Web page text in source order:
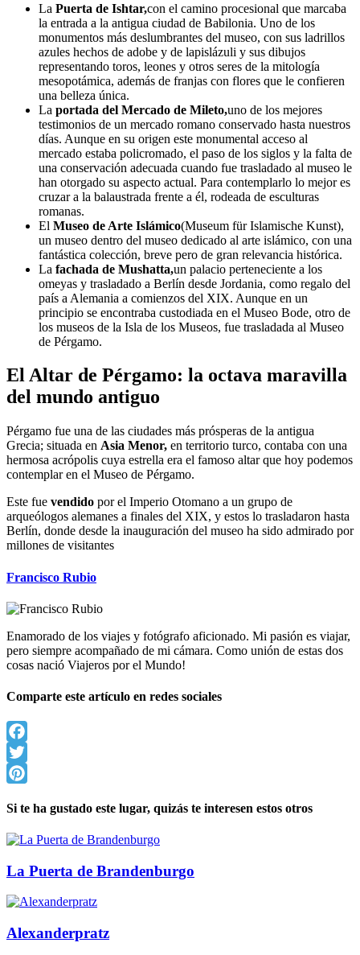
La Puerta de Ishtar,con el camino procesional que marcaba
la entrada a la antigua ciudad de Babilonia. Uno de los
monumentos más deslumbrantes del museo, con sus ladrillos
azules hechos de adobe y de lapislázuli y sus dibujos
representando toros, leones y otros seres de la mitología
mesopotámica, además de franjas con flores que le confieren
una belleza única.
La portada del Mercado de Mileto,uno de los mejores
testimonios de un mercado romano conservado hasta nuestros
días. Aunque en su origen este monumental acceso al
mercado estaba policromado, el paso de los siglos y la falta de
una conservación adecuada cuando fue trasladado al museo le
han otorgado su aspecto actual. Para contemplarlo lo mejor es
cruzar a la balaustrada frente a él, rodeada de esculturas
romanas.
El Museo de Arte Islámico(Museum für Islamische Kunst),
un museo dentro del museo dedicado al arte islámico, con una
fantástica colección, breve pero de gran relevancia histórica.
La fachada de Mushatta,un palacio perteneciente a los
omeyas y trasladado a Berlín desde Jordania, como regalo del
país a Alemania a comienzos del XIX. Aunque en un
principio se encontraba custodiada en el Museo Bode, otro de
los museos de la Isla de los Museos, fue trasladada al Museo
de Pérgamo.
El Altar de Pérgamo: la octava maravilla
del mundo antiguo
Pérgamo fue una de las ciudades más prósperas de la antigua
Grecia; situada en Asia Menor, en territorio turco, contaba con una
hermosa acrópolis cuya estrella era el famoso altar que hoy podemos
contemplar en el Museo de Pérgamo.
Este fue vendido por el Imperio Otomano a un grupo de
arqueólogos alemanes a finales del XIX, y estos lo trasladaron hasta
Berlín, donde desde la inauguración del museo ha sido admirado por
millones de visitantes
Francisco Rubio
Enamorado de los viajes y fotógrafo aficionado. Mi pasión es viajar,
pero siempre acompañado de mi cámara. Como unión de estas dos
cosas nació Viajeros por el Mundo!
Comparte este artículo en redes sociales
Facebook
Twitter
Si te ha gustado este lugar, quizás te interesen estos otros
La Puerta de Brandenburgo
Alexanderpratz